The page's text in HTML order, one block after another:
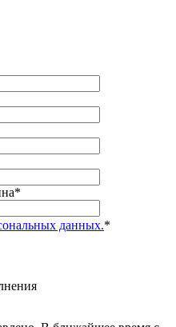
*
данных.*